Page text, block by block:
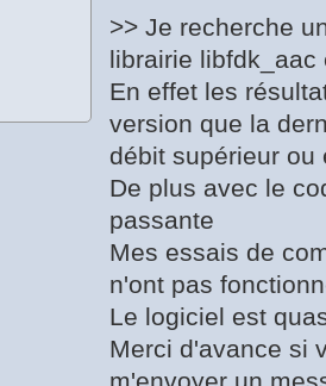
>> Je recherche
librairie
En effet les
version que la
débit supérieur ou
De plus avec le
passante
Mes essais de
n'ont pas
Le logiciel est
Merci d'avance si